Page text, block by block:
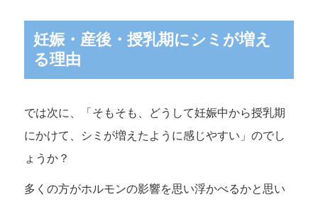
妊娠・産後・授乳期にシミが増え
る理由
では次に、「そもそも、どうして妊娠中から授乳期
にかけて、シミが増えたように感じやすい」のでし
ょうか？
多くの方がホルモンの影響を思い浮かべるかと思い